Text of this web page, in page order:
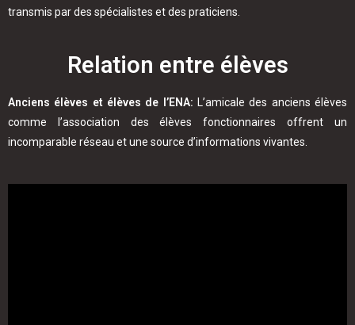
transmis par des spécialistes et des praticiens.
Relation entre élèves
Anciens élèves et élèves de l’ENA: L’amicale des anciens élèves
comme l’association des élèves fonctionnaires offrent un
incomparable réseau et une source d’informations vivantes.